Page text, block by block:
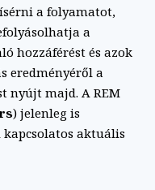
a folyamatot,
a
hozzáférést és azok
eredményéről a
nyújt majd. A REM
) jelenleg is
aktuális